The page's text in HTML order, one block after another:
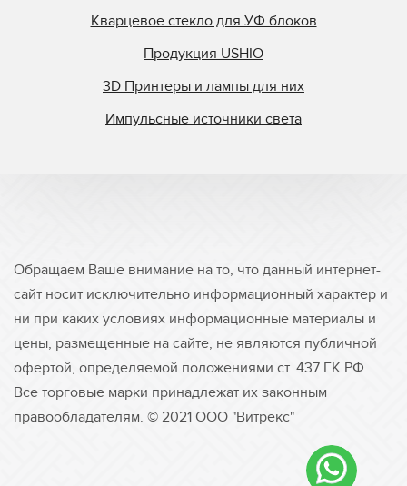
Superior Quartz
Svecia
Tasic
TCS
UV Doctor
UV Graphics
UV Light Technology
UV Process
UV Technik
UV3
Кварцевое стекло для УФ блоков
Продукция USHIO
3D Принтеры и лампы для них
Импульсные источники света
Обращаем Ваше внимание на то, что данный интернет-
сайт носит исключительно информационный характер и
ни при каких условиях информационные материалы и
цены, размещенные на сайте, не являются публичной
офертой, определяемой положениями ст. 437 ГК РФ.
Все торговые марки принадлежат их законным
правообладателям. © 2021 ООО "Витрекс"